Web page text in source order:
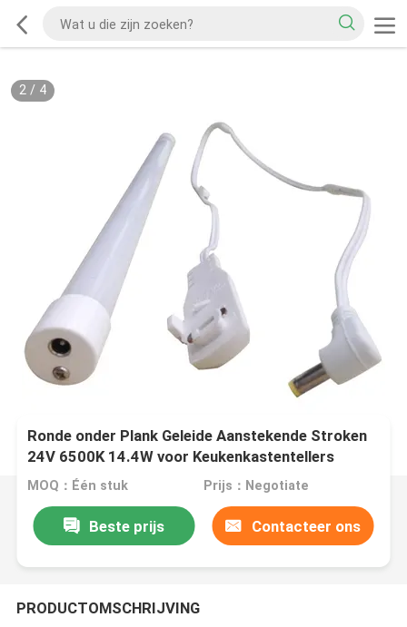
2/ 4
Ronde onder Plank Geleide Aanstekende Stroken
24V 6500K 14.4W voor Keukenkastentellers
MOQ：Één stuk Prijs：Negotiate
Beste prijs Contacteer ons
PRODUCTOMSCHRIJVING